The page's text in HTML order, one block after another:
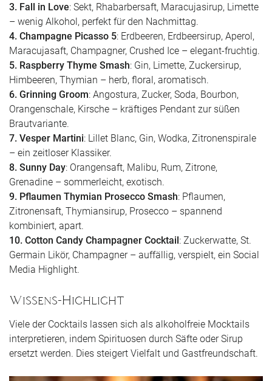
3. Fall in Love: Sekt, Rhabarbersaft, Maracujasirup, Limette
– wenig Alkohol, perfekt für den Nachmittag.
4. Champagne Picasso 5: Erdbeeren, Erdbeersirup, Aperol,
Maracujasaft, Champagner, Crushed Ice – elegant-fruchtig.
5. Raspberry Thyme Smash: Gin, Limette, Zuckersirup,
Himbeeren, Thymian – herb, floral, aromatisch.
6. Grinning Groom: Angostura, Zucker, Soda, Bourbon,
Orangenschale, Kirsche – kräftiges Pendant zur süßen
Brautvariante.
7. Vesper Martini: Lillet Blanc, Gin, Wodka, Zitronenspirale
– ein zeitloser Klassiker.
8. Sunny Day: Orangensaft, Malibu, Rum, Zitrone,
Grenadine – sommerleicht, exotisch.
9. Pflaumen Thymian Prosecco Smash: Pflaumen,
Zitronensaft, Thymiansirup, Prosecco – spannend
kombiniert, apart.
10. Cotton Candy Champagner Cocktail: Zuckerwatte, St.
Germain Likör, Champagner – auffällig, verspielt, ein Social
Media Highlight.
Wissens-Highlight
Viele der Cocktails lassen sich als alkoholfreie Mocktails
interpretieren, indem Spirituosen durch Säfte oder Sirup
ersetzt werden. Dies steigert Vielfalt und Gastfreundschaft.